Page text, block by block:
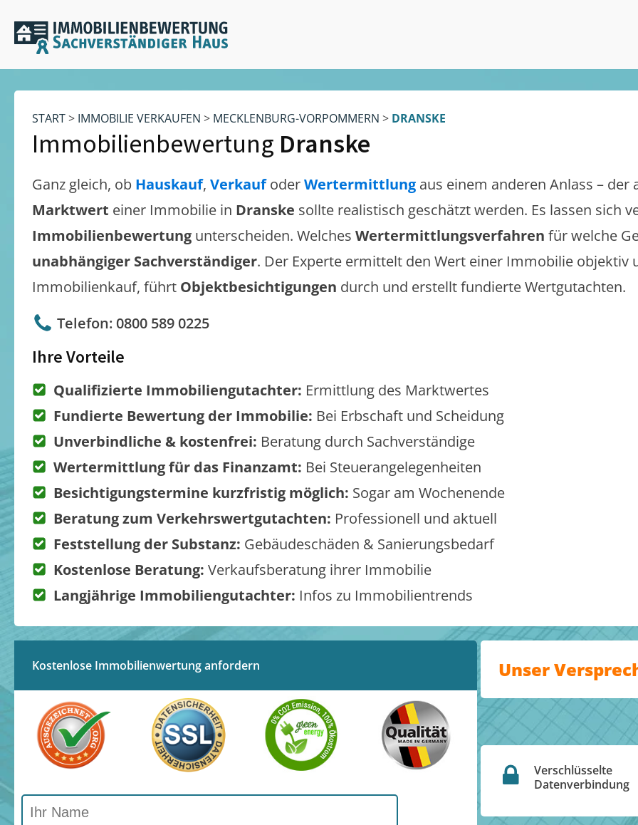
START> IMMOBILIE VERKAUFEN > MECKLENBURG-VORPOMMERN > DRANSKE
Immobilienbewertung Dranske
Ganz gleich, ob Hauskauf, VerkaufoderWertermittlung aus einem anderen Anlass – der
Marktwert einer Immobilie in Dranske sollte realistisch geschätzt werden. Es lassen sich
Immobilienbewertung unterscheiden. Welches Wertermittlungsverfahren für welche
unabhängiger Sachverständiger. Der Experte ermittelt den Wert einer Immobilie objektiv
Immobilienkauf, führt Objektbesichtigungen durch und erstellt fundierte Wertgutachten.
Telefon: 0800 589 0225
Ihre Vorteile
Qualifizierte Immobiliengutachter: Ermittlung des Marktwertes
Fundierte Bewertung der Immobilie: Bei Erbschaft und Scheidung
Unverbindliche & kostenfrei: Beratung durch Sachverständige
Wertermittlung für das Finanzamt: Bei Steuerangelegenheiten
Besichtigungstermine kurzfristig möglich: Sogar am Wochenende
Beratung zum Verkehrswertgutachten: Professionell und aktuell
Feststellung der Substanz: Gebäudeschäden & Sanierungsbedarf
Kostenlose Beratung: Verkaufsberatung ihrer Immobilie
Langjährige Immobiliengutachter: Infos zu Immobilientrends
Kostenlose Immobilienwertung anfordern Unser
Verschlüsselte
Datenverbindung